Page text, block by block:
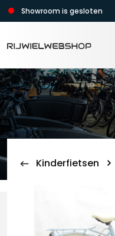
Zoeken
Showroom is gesloten
Kinderfietsen